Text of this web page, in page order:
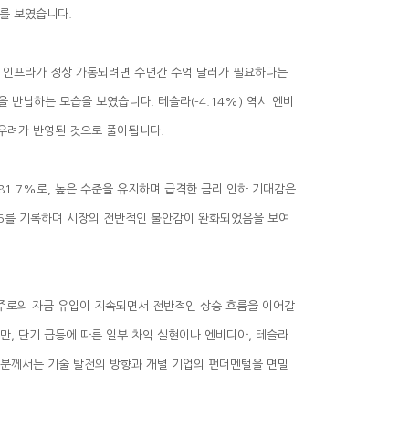
보였습니다.
가 반영된 것으로 풀이됩니다.